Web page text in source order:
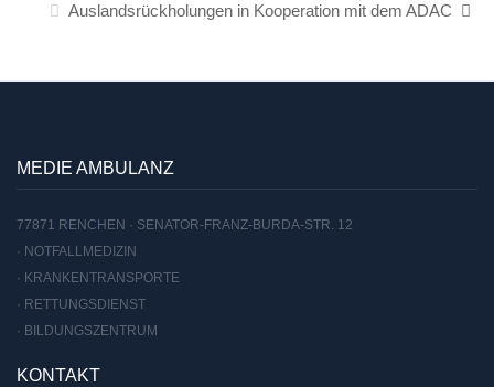
Auslandsrückholungen in Kooperation mit dem ADAC
MEDIE AMBULANZ
77871 RENCHEN · SENATOR-FRANZ-BURDA-STR. 12
· NOTFALLMEDIZIN
· KRANKENTRANSPORTE
· RETTUNGSDIENST
· BILDUNGSZENTRUM
KONTAKT